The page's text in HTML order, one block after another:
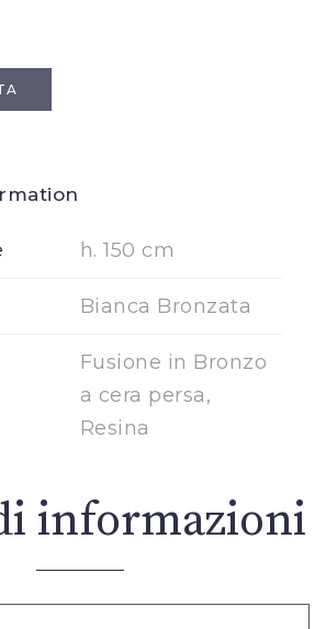
h. 150 cm
Bianca Bronzata
Fusione in Bronzo
a cera persa,
Resina
informazioni